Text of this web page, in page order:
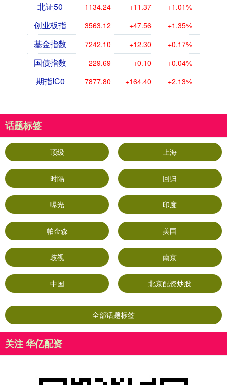
北证50 1134.24 +11.37 +1.01%
创业板指 3563.12 +47.56 +1.35%
基金指数 7242.10 +12.30 +0.17%
国债指数 229.69 +0.10 +0.04%
期指IC0 7877.80 +164.40 +2.13%
话题标签
顶级 上海
时隔 回归
曝光 印度
帕金森 美国
歧视 南京
中国 北京配资炒股
全部话题标签
关注 华亿配资